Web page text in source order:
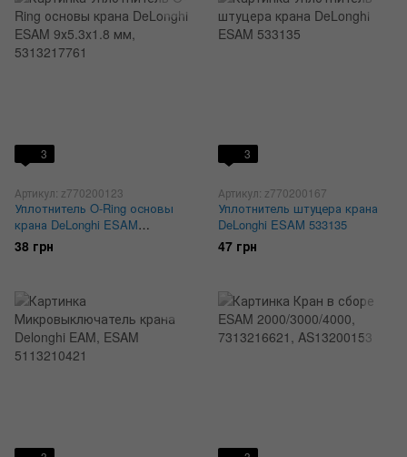
3
Артикул: z770200123
Уплотнитель O-Ring основы
крана DeLonghi ESAM
9х5.3х1.8 мм, 5313217761
38 грн
3
Артикул: z770200167
Уплотнитель штуцера крана
DeLonghi ESAM 533135
47 грн